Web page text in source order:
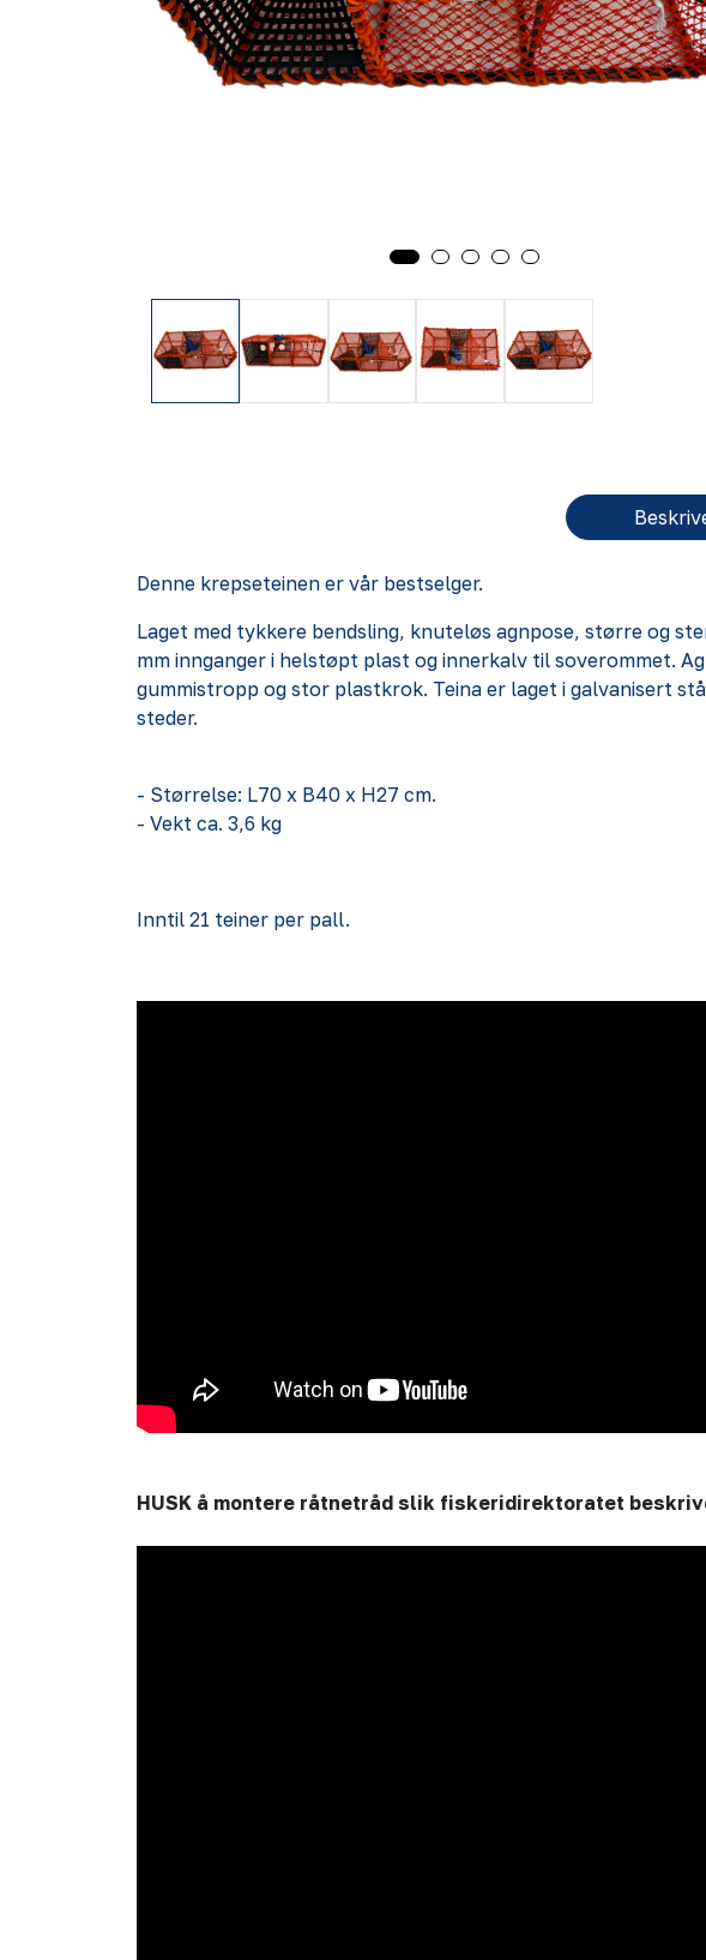
Denne krepseteinen er vår bestselger.
Laget med tykkere bendsling, knuteløs agnpose, større og
mm innganger i helstøpt plast og innerkalv til soverommet.
gummistropp og stor plastkrok. Teina er laget i galvanisert
steder.
- Størrelse: L70 x B40 x H27 cm.
- Vekt ca. 3,6 kg
Inntil 21 teiner per pall.
HUSK å montere råtnetråd slik fiskeridirektoratet